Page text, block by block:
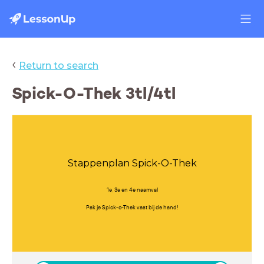
‹ Return to search
Spick-O-Thek 3tl/4tl
Stappenplan Spick-O-Thek
1e, 3e en 4e naamval
Pak je Spick-o-Thek vast bij de hand!